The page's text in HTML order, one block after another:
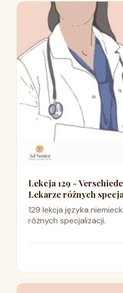
Lekcja 129 -
Lekarze różnych
129 lekcja języka
różnych specjalizacji.